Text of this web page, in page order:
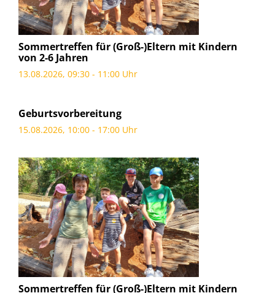
Sommertreffen für (Groß-)Eltern mit Kindern
von 2-6 Jahren
13.08.2026, 09:30 - 11:00 Uhr
Geburtsvorbereitung
15.08.2026, 10:00 - 17:00 Uhr
Sommertreffen für (Groß-)Eltern mit Kindern